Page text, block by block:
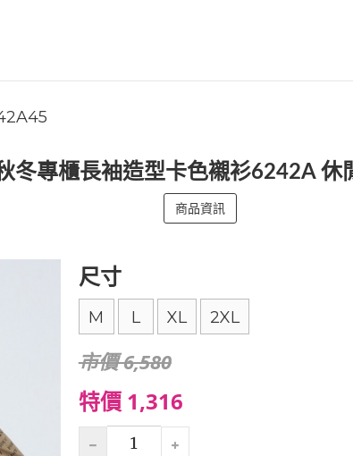
冬專櫃長袖造型卡色襯衫6242A 休
商品資訊
尺寸
M L XL 2XL
市價 6,580
特價 1,316